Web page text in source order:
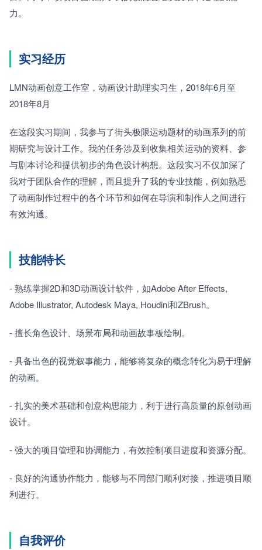
力。
实习经历
LMN动画创意工作室，动画设计助理实习生，2018年6月至
2018年8月
在这段实习期间，我参与了街头极限运动题材的动画系列的前
期研究与设计工作。我的任务涉及到收集相关运动的资料、参
与剧本讨论和提供初步的角色设计构想。这段实习不仅加深了
我对于团队合作的理解，而且提升了我的专业技能，例如熟悉
了动画制作过程中的各个环节和如何在导演和制作人之间进行
有效沟通。
技能特长
- 熟练掌握2D和3D动画设计软件，如Adobe After Effects,
Adobe Illustrator, Autodesk Maya, Houdini和ZBrush。
- 擅长角色设计、场景布局和动画故事板绘制。
- 具备出色的视觉叙事能力，能够将复杂的概念转化为易于理解
的动画。
- 扎实的美术基础和创意构思能力，利于进行高质量的原创动画
设计。
- 强大的项目管理和协调能力，有效控制项目进度和资源分配。
- 良好的沟通协作能力，能够与不同部门顺利对接，推进项目顺
利进行。
自我评价